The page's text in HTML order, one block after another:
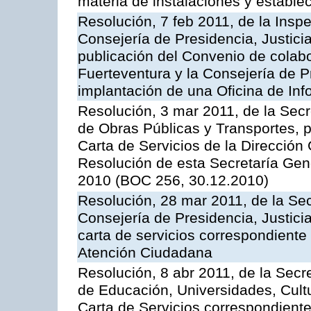
Resolución, 7 feb 2011, de la
Consejería de Presidencia,
publicación del Convenio de
Fuerteventura y la Consejería de
implantación de una Oficina de
Resolución, 3 mar 2011, de la
de Obras Públicas y Transportes,
Carta de Servicios de la
Resolución de esta Secretaría
2010 (BOC 256, 30.12.2010)
Resolución, 28 mar 2011, de la
Consejería de Presidencia,
carta de servicios
Atención Ciudadana
Resolución, 8 abr 2011, de la
de Educación, Universidades,